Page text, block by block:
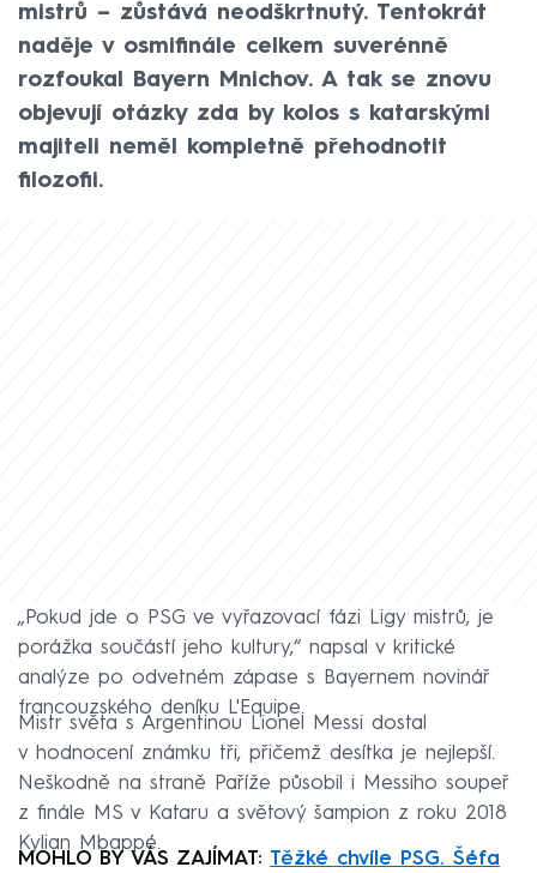
mistrů – zůstává neodškrtnutý. Tentokrát
naděje v osmifinále celkem suverénně
rozfoukal Bayern Mnichov. A tak se znovu
objevují otázky zda by kolos s katarskými
majiteli neměl kompletně přehodnotit
filozofii.
„Pokud jde o PSG ve vyřazovací fázi Ligy mistrů, je
porážka součástí jeho kultury,“ napsal v kritické
analýze po odvetném zápase s Bayernem novinář
francouzského deníku L'Equipe.
Mistr světa s Argentinou Lionel Messi dostal
v hodnocení známku tři, přičemž desítka je nejlepší.
Neškodně na straně Paříže působil i Messiho soupeř
z finále MS v Kataru a světový šampion z roku 2018
Kylian Mbappé.
MOHLO BY VÁS ZAJÍMAT: Těžké chvíle PSG. Šéfa